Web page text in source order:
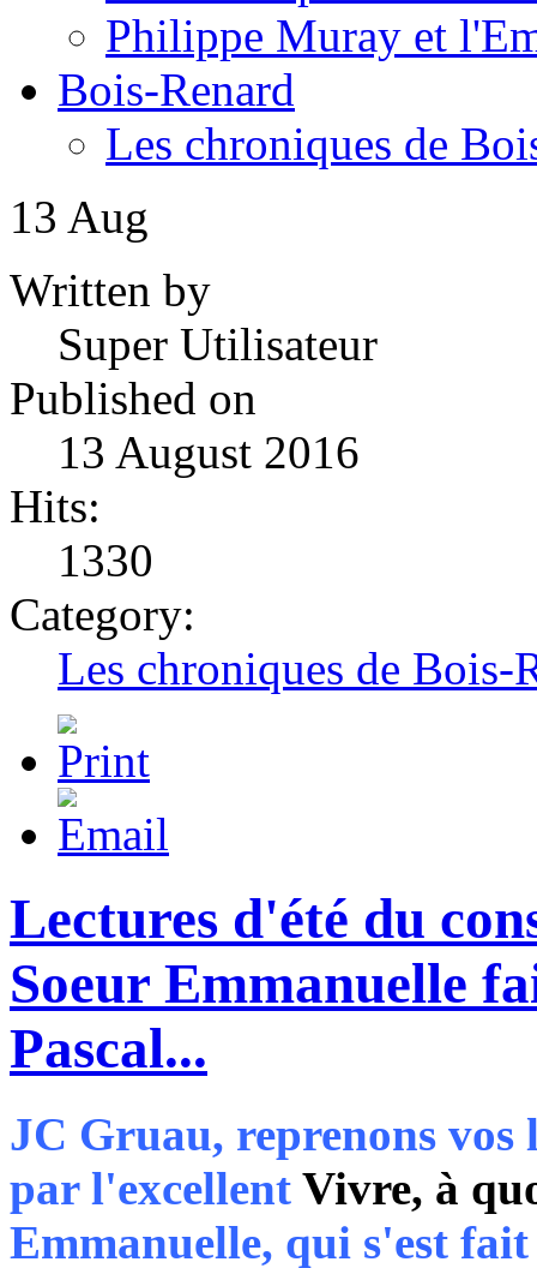
Philippe Muray et
Bois-Renard
Les chroniques de
13 Aug
Written by
Super Utilisateur
Published on
13 August 2016
Hits:
1330
Category:
Les chroniques de Bois-
Lectures d'été du
Soeur Emmanuelle
Pascal...
JC Gruau, reprenons vos
par l'excellent Vivre, à
Emmanuelle, qui s'est